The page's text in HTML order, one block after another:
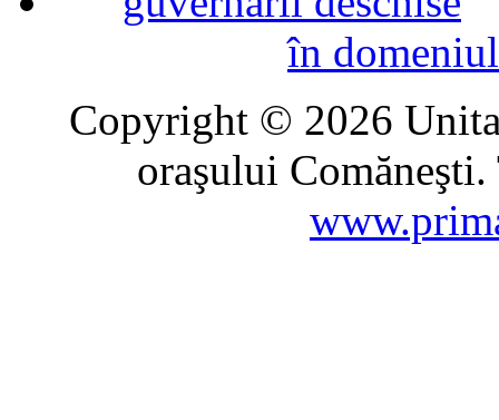
în
Copyright © 2026
oraşului